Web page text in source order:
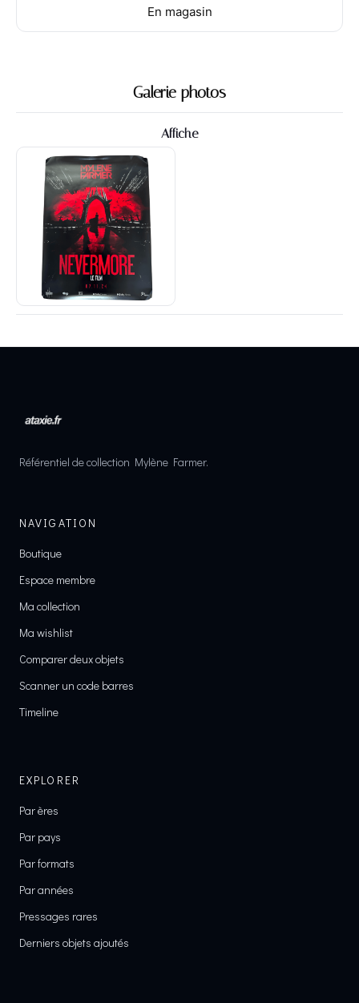
En magasin
Galerie photos
Affiche
Référentiel de collection Mylène Farmer.
NAVIGATION
Boutique
Espace membre
Ma collection
Ma wishlist
Comparer deux objets
Scanner un code barres
Timeline
EXPLORER
Par ères
Par pays
Par formats
Par années
Pressages rares
Derniers objets ajoutés